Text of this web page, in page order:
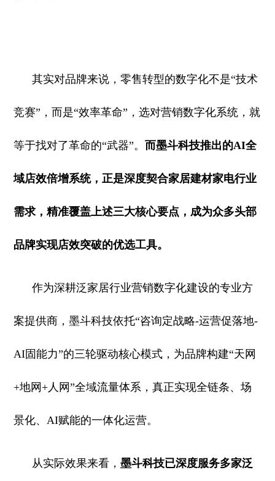
其实对品牌来说，零售转型的数字化不是“技术
竞赛”，而是“效率革命”，选对营销数字化系统，就
等于找对了革命的“武器”。 而墨斗科技推出的AI全
域店效倍增系统，正是深度契合家居建材家电行业
需求，精准覆盖上述三大核心要点，成为众多头部
品牌实现店效突破的优选工具。
作为深耕泛家居行业营销数字化建设的专业方
案提供商，墨斗科技依托“咨询定战略-运营促落地-
AI固能力”的三轮驱动核心模式，为品牌构建“天网
+地网+人网”全域流量体系，真正实现全链条、场
景化、AI赋能的一体化运营。
从实际效果来看， 墨斗科技已深度服务多家泛